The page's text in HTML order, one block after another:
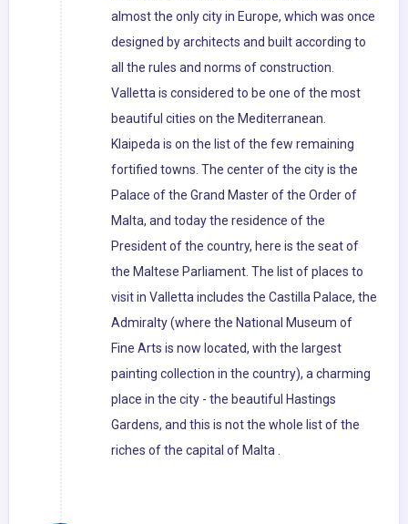
almost the only city in Europe, which was once
designed by architects and built according to
all the rules and norms of construction.
Valletta is considered to be one of the most
beautiful cities on the Mediterranean.
Klaipeda is on the list of the few remaining
fortified towns. The center of the city is the
Palace of the Grand Master of the Order of
Malta, and today the residence of the
President of the country, here is the seat of
the Maltese Parliament. The list of places to
visit in Valletta includes the Castilla Palace, the
Admiralty (where the National Museum of
Fine Arts is now located, with the largest
painting collection in the country), a charming
place in the city - the beautiful Hastings
Gardens, and this is not the whole list of the
riches of the capital of Malta .